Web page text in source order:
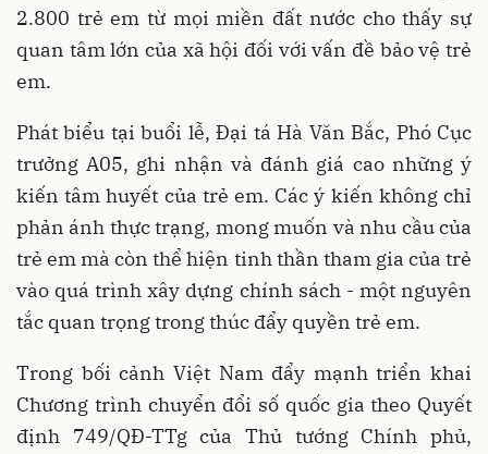
2.800 trẻ em từ mọi miền đất nước cho thấy sự
quan tâm lớn của xã hội đối với vấn đề bảo vệ trẻ
em.
Phát biểu tại buổi lễ, Đại tá Hà Văn Bắc, Phó Cục
trưởng A05, ghi nhận và đánh giá cao những ý
kiến tâm huyết của trẻ em. Các ý kiến không chỉ
phản ánh thực trạng, mong muốn và nhu cầu của
trẻ em mà còn thể hiện tinh thần tham gia của trẻ
vào quá trình xây dựng chính sách - một nguyên
tắc quan trọng trong thúc đẩy quyền trẻ em.
Trong bối cảnh Việt Nam đẩy mạnh triển khai
Chương trình chuyển đổi số quốc gia theo Quyết
định 749/QĐ-TTg của Thủ tướng Chính phủ,